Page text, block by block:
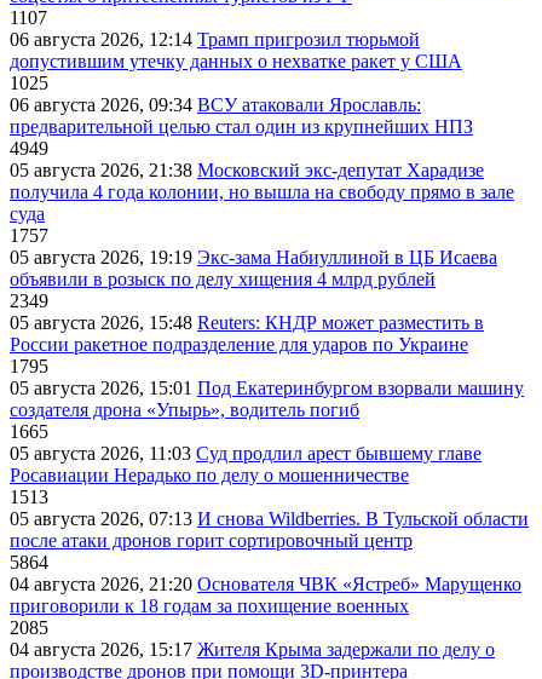
1107
06 августа 2026, 12:14 Трамп пригрозил тюрьмой
допустившим утечку данных о нехватке ракет у США
1025
06 августа 2026, 09:34 ВСУ атаковали Ярославль:
предварительной целью стал один из крупнейших НПЗ
4949
05 августа 2026, 21:38 Московский экс-депутат Харадизе
получила 4 года колонии, но вышла на свободу прямо в зале
суда
1757
05 августа 2026, 19:19 Экс-зама Набиуллиной в ЦБ Исаева
объявили в розыск по делу хищения 4 млрд рублей
2349
05 августа 2026, 15:48 Reuters: КНДР может разместить в
России ракетное подразделение для ударов по Украине
1795
05 августа 2026, 15:01 Под Екатеринбургом взорвали машину
создателя дрона «Упырь», водитель погиб
1665
05 августа 2026, 11:03 Суд продлил арест бывшему главе
Росавиации Нерадько по делу о мошенничестве
1513
05 августа 2026, 07:13 И снова Wildberries. В Тульской области
после атаки дронов горит сортировочный центр
5864
04 августа 2026, 21:20 Основателя ЧВК «Ястреб» Марущенко
приговорили к 18 годам за похищение военных
2085
04 августа 2026, 15:17 Жителя Крыма задержали по делу о
производстве дронов при помощи 3D‑принтера